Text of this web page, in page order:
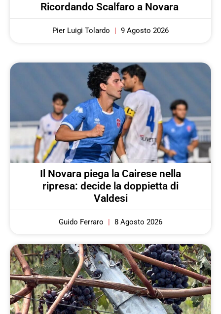
Ricordando Scalfaro a Novara
Pier Luigi Tolardo 9 Agosto 2026
Il Novara piega la Cairese nella
ripresa: decide la doppietta di
Valdesi
Guido Ferraro 8 Agosto 2026